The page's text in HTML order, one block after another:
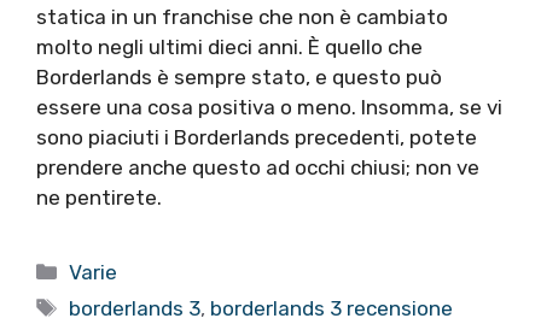
statica in un franchise che non è cambiato
molto negli ultimi dieci anni. È quello che
Borderlands è sempre stato, e questo può
essere una cosa positiva o meno. Insomma, se vi
sono piaciuti i Borderlands precedenti, potete
prendere anche questo ad occhi chiusi; non ve
ne pentirete.
Categorie
Varie
Tag
borderlands 3, borderlands 3 recensione